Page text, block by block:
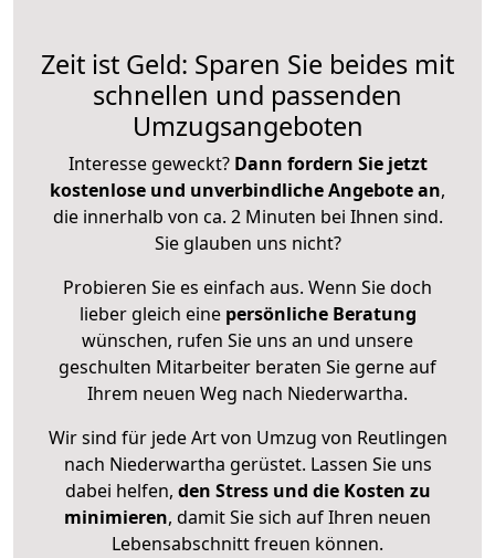
Zeit ist Geld: Sparen Sie beides mit
schnellen und passenden
Umzugsangeboten
Interesse geweckt? Dann fordern Sie jetzt
kostenlose und unverbindliche Angebote an,
die innerhalb von ca. 2 Minuten bei Ihnen sind.
Sie glauben uns nicht?
Probieren Sie es einfach aus. Wenn Sie doch
lieber gleich eine persönliche Beratung
wünschen, rufen Sie uns an und unsere
geschulten Mitarbeiter beraten Sie gerne auf
Ihrem neuen Weg nach Niederwartha.
Wir sind für jede Art von Umzug von Reutlingen
nach Niederwartha gerüstet. Lassen Sie uns
dabei helfen, den Stress und die Kosten zu
minimieren, damit Sie sich auf Ihren neuen
Lebensabschnitt freuen können.